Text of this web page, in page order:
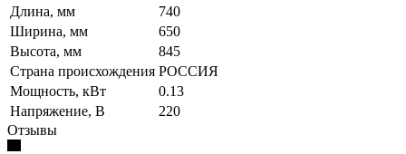
Длина, мм
740
Ширина, мм
650
Высота, мм
845
Страна происхождения РОССИЯ
Мощность, кВт
0.13
Напряжение, В
220
Отзывы